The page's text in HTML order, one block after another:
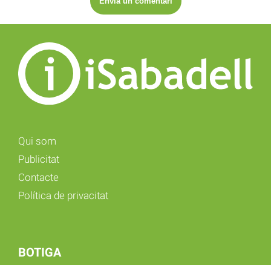
Qui som
Publicitat
Contacte
Política de privacitat
BOTIGA